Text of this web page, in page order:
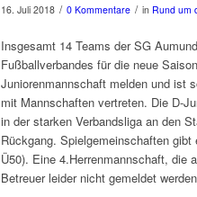
16. Juli 2018 / 0 Kommentare / in Rund um
Insgesamt 14 Teams der SG
Fußballverbandes für die neue
Juniorenmannschaft melden und ist
mit Mannschaften vertreten. Die D-
in der starken Verbandsliga an den
Rückgang. Spielgemeinschaften
Ü50). Eine 4.Herrenmannschaft, die
Betreuer leider nicht gemeldet